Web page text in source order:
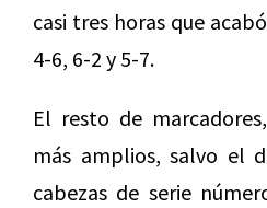
casi tres horas que
4-6, 6-2 y 5-7.
El resto de
más amplios, salvo el
cabezas de serie